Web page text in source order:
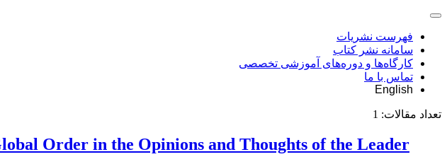
فهرست نشریات
سامانه نشر کتاب
کارگاه‌ها و دوره‌های آموزشی تخصصی
تماس با ما
English
تعداد مقالات: 1
Order in the Opinions and Thoughts of the Leader